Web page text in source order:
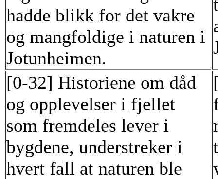
hadde blikk for det vakre
og mangfoldige i naturen i
Jotunheimen.
[0-32] Historiene om dåd
og opplevelser i fjellet
som fremdeles lever i
bygdene, understreker i
hvert fall at naturen ble